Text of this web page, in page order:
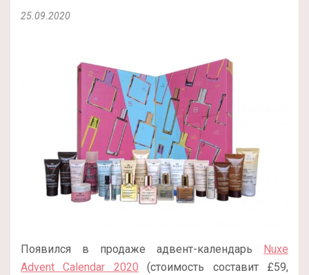
25.09.2020
Появился в продаже адвент-календарь
Nuxe
Advent Calendar 2020 (стоимость составит £59,